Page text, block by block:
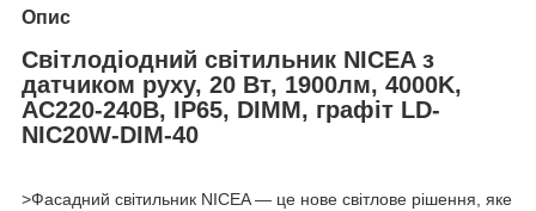
Опис
Світлодіодний світильник NICEA з
датчиком руху, 20 Вт, 1900лм, 4000K,
AC220-240В, IP65, DIMM, графіт LD-
NIC20W-DIM-40
>Фасадний світильник NICEA — це нове світлове рішення, яке